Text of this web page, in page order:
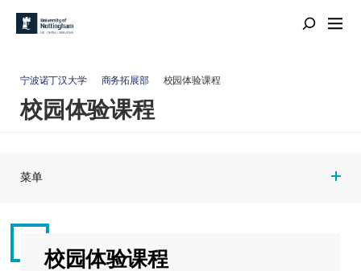
宁波诺丁汉大学 商务拓展部 校园体验课程
校园体验课程
菜单
校园体验课程